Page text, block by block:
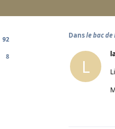
92
8
Dansle bac
L